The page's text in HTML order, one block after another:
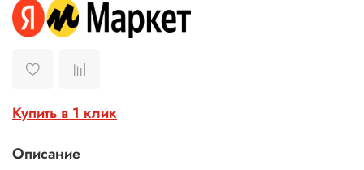
Купить в 1 клик
Описание